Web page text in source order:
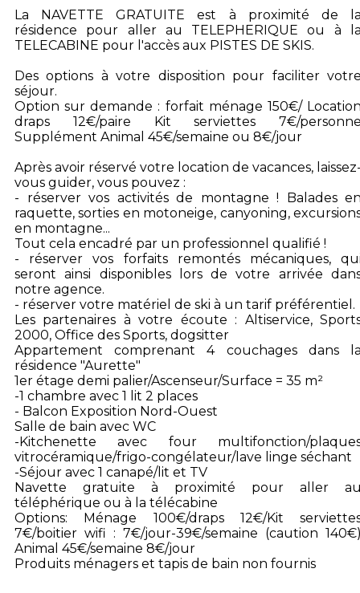
La NAVETTE GRATUITE est à proximité de
résidence pour aller au TELEPHERIQUE ou à
TELECABINE pour l'accès aux PISTES DE SKIS.
Des options à votre disposition pour faciliter
séjour.
Option sur demande : forfait ménage 150€/
draps 12€/paire Kit serviettes 7€/
Supplément Animal 45€/semaine ou 8€/jour
Après avoir réservé votre location de vacances,
vous guider, vous pouvez :
- réserver vos activités de montagne ! Balades
raquette, sorties en motoneige, canyoning,
en montagne...
Tout cela encadré par un professionnel qualifié !
- réserver vos forfaits remontés mécaniques,
seront ainsi disponibles lors de votre arrivée
notre agence.
- réserver votre matériel de ski à un tarif préférentiel.
Les partenaires à votre écoute : Altiservice,
2000, Office des Sports, dogsitter
Appartement comprenant 4 couchages dans
résidence "Aurette"
1er étage demi palier/Ascenseur/Surface = 35 m²
-1 chambre avec 1 lit 2 places
- Balcon Exposition Nord-Ouest
Salle de bain avec WC
-Kitchenette avec four multifonction/
vitrocéramique/frigo-congélateur/lave linge séchant
-Séjour avec 1 canapé/lit et TV
Navette gratuite à proximité pour aller
téléphérique ou à la télécabine
Options: Ménage 100€/draps 12€/Kit
7€/boitier wifi : 7€/jour-39€/semaine (caution
Animal 45€/semaine 8€/jour
Produits ménagers et tapis de bain non fournis